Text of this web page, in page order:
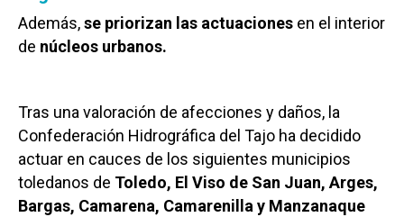
Además,se priorizan las actuaciones en el interior
de núcleos urbanos.
Tras una valoración de afecciones y daños, la
Confederación Hidrográfica del Tajo ha decidido
actuar en cauces de los siguientes municipios
toledanos de Toledo, El Viso de San Juan, Arges,
Bargas, Camarena, Camarenilla y Manzanaque